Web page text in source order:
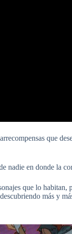
que
nadie en donde la
que lo
más y